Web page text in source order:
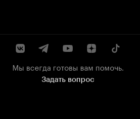
Мы всегда готовы вам помочь.
Задать вопрос